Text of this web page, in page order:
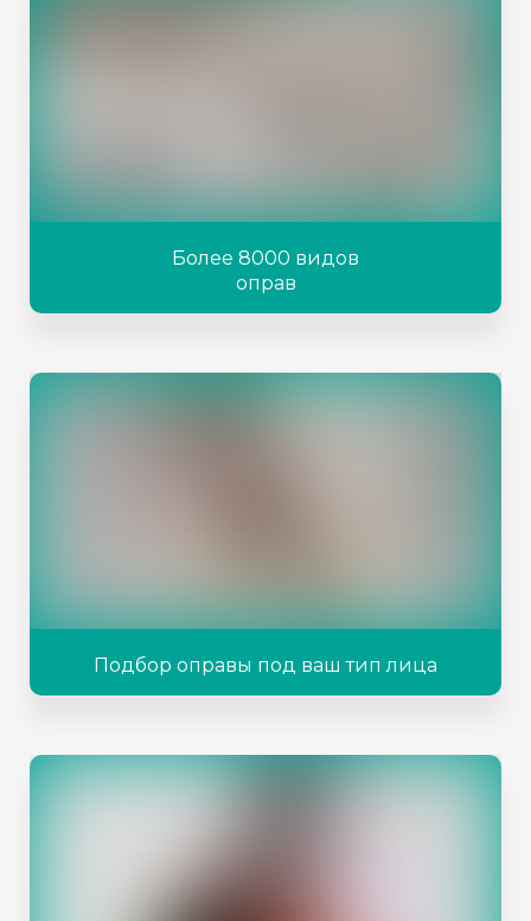
Более 8000 видов
оправ
Подбор оправы под ваш тип лица